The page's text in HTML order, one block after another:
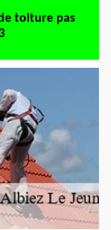
toiture pas